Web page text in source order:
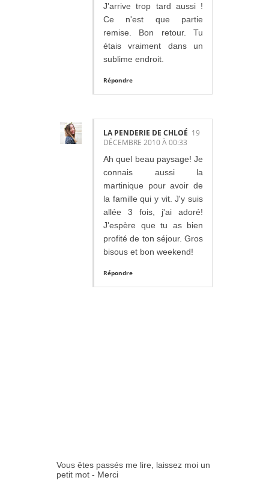
J'arrive trop tard aussi !
Ce n'est que partie
remise. Bon retour. Tu
étais vraiment dans un
sublime endroit.
Répondre
LA PENDERIE DE CHLOÉ 19
DÉCEMBRE 2010 À 00:33
Ah quel beau paysage! Je
connais aussi la
martinique pour avoir de
la famille qui y vit. J'y suis
allée 3 fois, j'ai adoré!
J'espère que tu as bien
profité de ton séjour. Gros
bisous et bon weekend!
Répondre
Vous êtes passés me lire, laissez moi un
petit mot - Merci